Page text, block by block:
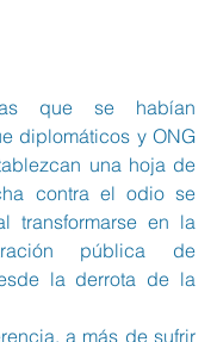
que se habían
diplomáticos y ONG
una hoja de
contra el odio se
transformarse en la
pública de
la derrota de la
a más de sufrir